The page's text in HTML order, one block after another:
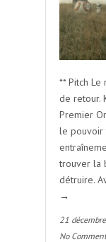
** Pitch
de retour.
Premier
le pouvoir
trouver la
détruire.
→
21
No